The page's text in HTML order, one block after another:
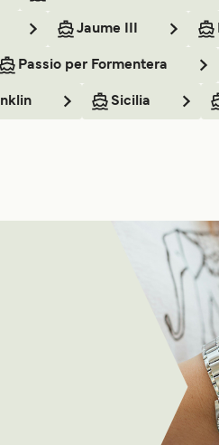
Jaume III
Passio per Formentera
Sicilia